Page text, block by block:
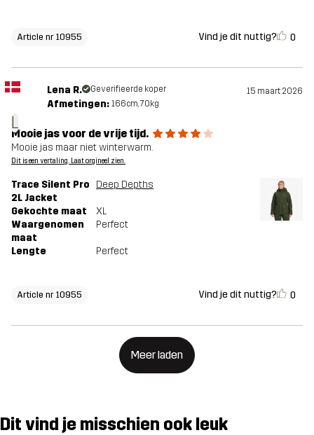
Article nr 10955 Vind je dit nuttig? 0
L
Lena R. Geverifieerde koper 15 maart 2026
Afmetingen: 166cm, 70kg
Mooie jas voor de vrije tijd.
Mooie jas maar niet winterwarm.
Dit is een vertaling. Laat orgineel zien.
Trace Silent Pro
2L Jacket
Deep Depths
Gekochte maat
XL
Waargenomen
maat
Perfect
Lengte Perfect
Article nr 10955 Vind je dit nuttig? 0
Meer laden
Dit vind je misschien ook leuk